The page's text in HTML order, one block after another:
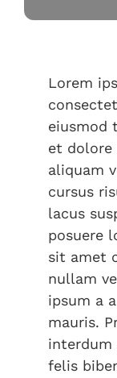
Lorem
eiusmod
et dolore
aliquam
cursus
lacus
posuere
sit amet
nullam
ipsum a
mauris.
interdum
felis